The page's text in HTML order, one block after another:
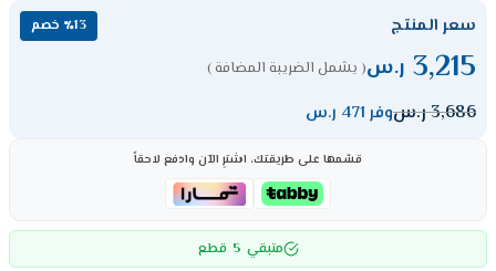
سعر المنتج ٪13 خصم
3,215 ر.س( يشمل الضريبة المضافة )
3,686ر.سوفر 471 ر.س
قسّمها على طريقتك، اشترِ الآن وادفع لاحقاً
متبقي 5 قطع